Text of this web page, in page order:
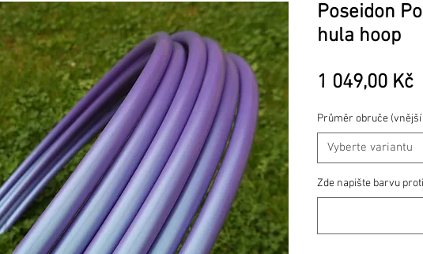
Poseidon
hula hoop
1 049,00 Kč
Průměr obruče
Vyberte variantu
Zde napište barvu